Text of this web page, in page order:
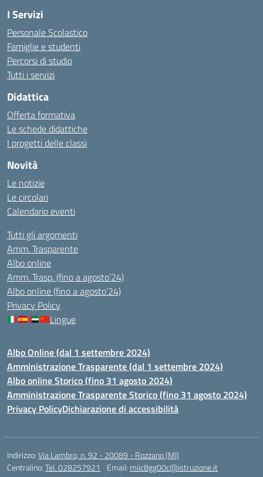
I Servizi
Personale Scolastico
Famiglie e studenti
Percorsi di studio
Tutti i servizi
Didattica
Offerta formativa
Le schede didattiche
I progetti delle classi
Novità
Le notizie
Le circolari
Calendario eventi
Tutti gli argomenti
Amm. Trasparente
Albo online
Amm. Trasp. (fino a agosto’24)
Albo online (fino a agosto’24)
Privacy Policy
Lingue
Albo Online (dal 1 settembre 2024)
Amministrazione Trasparente (dal 1 settembre 2024)
Albo online Storico (fino 31 agosto 2024)
Amministrazione Trasparente Storico (fino 31 agosto 2024)
Privacy PolicyDichiarazione di accessibilità
Indirizzo:Via Lambro, n. 92 - 20089 - Rozzano (MI)
Centralino:Tel. 028257921 Email: miic8gg00c@istruzione.it